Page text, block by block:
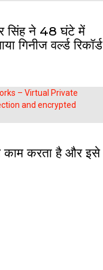
सिंह ने 48 घंटे में
गिनीज वर्ल्ड रिकॉर्ड
काम करता है और इसे